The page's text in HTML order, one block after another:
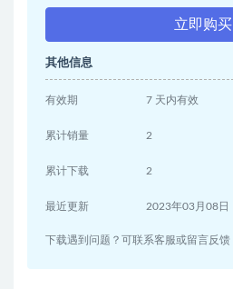
立即购买
其他信息
有效期 7 天内有效
累计销量 2
累计下载 2
最近更新 2023年03月08日
下载遇到问题？可联系客服或留言反馈